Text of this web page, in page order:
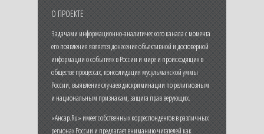
О ПРОЕКТЕ
Задачами информационно-аналитического канала с момента
его появления является донесение объективной и достоверной
информации о событиях в России и мире и происходящих в
обществе процессах, консолидация мусульманской уммы
России, выявление случаев дискриминации по религиозным
и национальным признакам, защита прав верующих.
«Ансар.Ru» имеет собственных корреспондентов в различных
регионах России и предлагает вниманию читателей как